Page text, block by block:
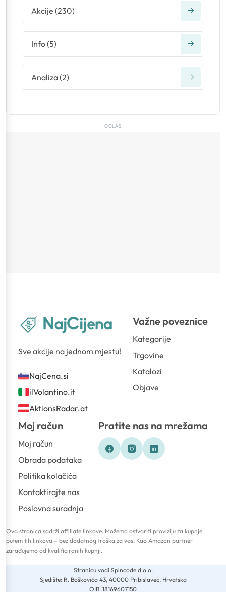
Akcije (230)
Info(5)
Analiza(2)
OGLAS
Sve akcije na jednom mjestu!
NajCena.si
ilVolantino.it
AktionsRadar.at
Važne poveznice
Kategorije
Trgovine
Katalozi
Objave
Moj račun
Moj račun
Obrada podataka
Politika kolačića
Kontaktirajte nas
Poslovna suradnja
Pratite nas na mrežama
Ova stranica sadrži affiliate linkove. Možemo ostvariti proviziju za kupnje
putem tih linkova – bez dodatnog troška za vas. Kao Amazon partner
zarađujemo od kvalificiranih kupnji.
Stranicu vodi Spincode d.o.o.
Sjedište: R. Boškovića 43, 40000 Pribislavec, Hrvatska
OIB: 18169607150